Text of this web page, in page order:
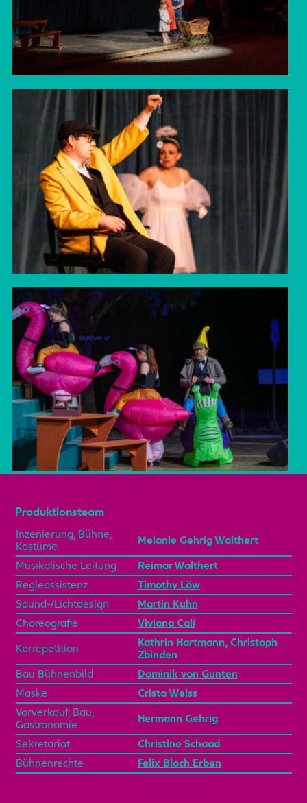
Produktionsteam
Inzenierung, Bühne,
Kostüme
Melanie Gehrig Walthert
Musikalische Leitung
Reimar Walthert
Regieassistenz
Timothy Löw
Sound-/Lichtdesign
Martin Kuhn
Choreografie
Viviana Calí
Korrepetition
Kathrin Hartmann, Christoph
Zbinden
Bau Bühnenbild
Dominik von Gunten
Maske
Crista Weiss
Vorverkauf, Bau,
Gastronomie
Hermann Gehrig
Sekretariat
Christine Schaad
Bühnenrechte
Felix Bloch Erben